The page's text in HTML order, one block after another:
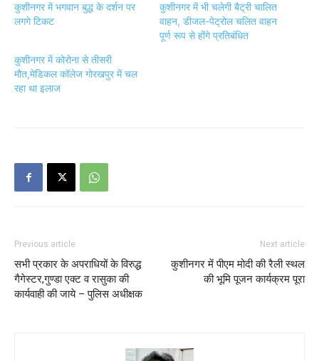
कुशीनगर में भगवान बुद्ध के दर्शन पर
लगगे टिकट
कुशीनगर में भी चलेगी बैट्री चालित
वाहन, डीजल-पेट्रोल चलित वाहन
पूर्ण रूप से होंगे प्रतिबंधित
कुशीनगर में कोरोना से तीसरी
मौत,मेडिकल कॉलेज गोरखपुर में चल
रहा था इलाज
Previous article
सभी प्रकार के अपराधियों के विरुद्ध
गैगेस्टर,गुण्डा एक्ट व रासुका की
कार्यवाही की जाये – पुलिस अधीक्षक
Next article
कुशीनगर में पीएम मोदी की रैली स्थल
की भूमि पूजन कार्यक्रम पूरा